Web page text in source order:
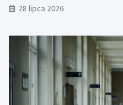
28 lipca 2026